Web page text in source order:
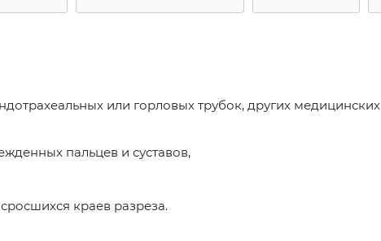
или горловых трубок, других медицинских
пальцев и суставов,
краев разреза.